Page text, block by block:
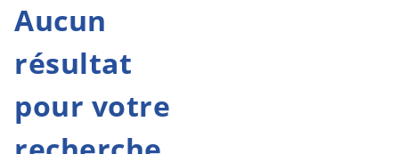
Aucun
résultat
pour votre